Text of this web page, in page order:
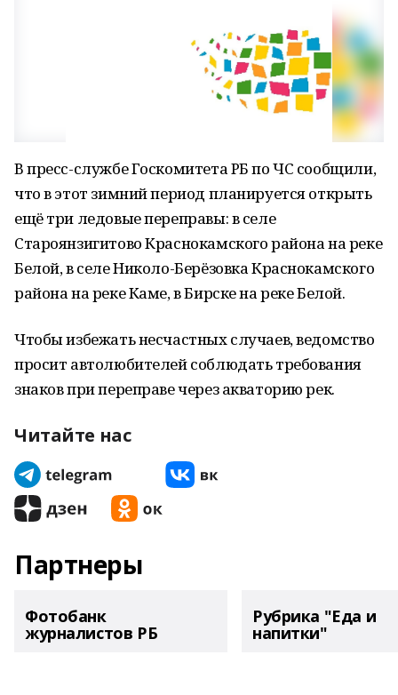
В пресс-службе Госкомитета РБ по ЧС сообщили,
что в этот зимний период планируется открыть
ещё три ледовые переправы: в селе
Староянзигитово Краснокамского района на реке
Белой, в селе Николо-Берёзовка Краснокамского
района на реке Каме, в Бирске на реке Белой.
Чтобы избежать несчастных случаев, ведомство
просит автолюбителей соблюдать требования
знаков при переправе через акваторию рек.
Читайте нас
Партнеры
Фотобанк
журналистов РБ
Рубрика "Еда и
напитки"